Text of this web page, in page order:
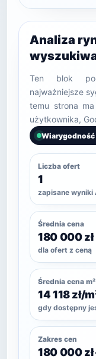
Analiza
Ten blok
najważniejsze
temu strona
użytkownika,
Wiarygodność
Liczba ofert
1
zapisane wyniki
Średnia cena
180 000 zł
dla ofert z ceną
Średnia cena m²
14 118 zł/
gdy dostępny
Zakres cen
180 000 zł